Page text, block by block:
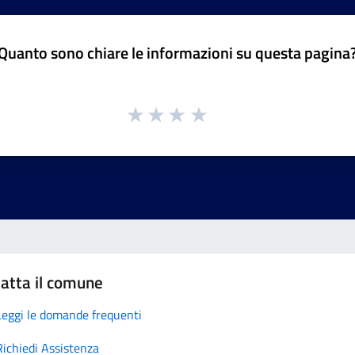
sono chiare le informazioni su questa
il comune
le domande frequenti
Assistenza